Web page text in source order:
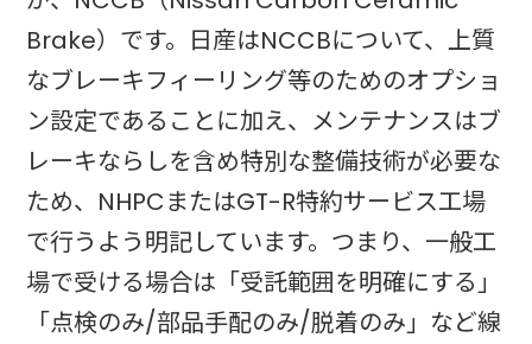
Brake）です。日産はNCCBについて、上質
なブレーキフィーリング等のためのオプショ
ン設定であることに加え、メンテナンスはブ
レーキならしを含め特別な整備技術が必要な
ため、NHPCまたはGT-R特約サービス工場
で行うよう明記しています。つまり、一般工
場で受ける場合は「受託範囲を明確にする」
「点検のみ/部品手配のみ/脱着のみ」など線